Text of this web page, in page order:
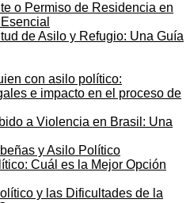
o Permiso de Residencia en
de Asilo y Refugio: Una Guía
con asilo político:
e impacto en el proceso de
a Violencia en Brasil: Una
y Asilo Político
Cuál es la Mejor Opción
y las Dificultades de la